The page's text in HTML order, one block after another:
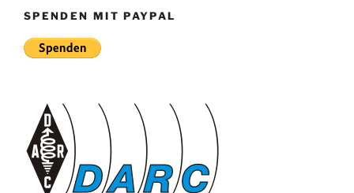
SPENDEN MIT PAYPAL